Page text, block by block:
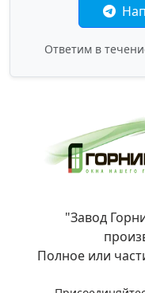
Ответим в
"Завод
Полное или